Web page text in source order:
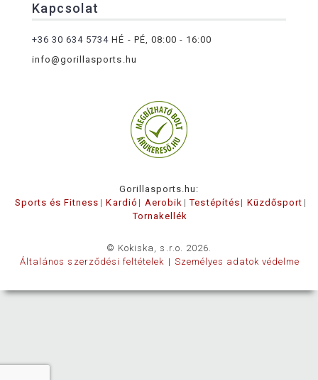
Kapcsolat
+36 30 634 5734 HÉ - PÉ, 08:00 - 16:00
info@gorillasports.hu
Gorillasports.hu:
Sports és Fitness
Kardió Aerobik Testépítés
Küzdősport
Tornakellék
© Kokiska, s.r.o. 2026.
Általános szerződési feltételek
Személyes adatok védelme